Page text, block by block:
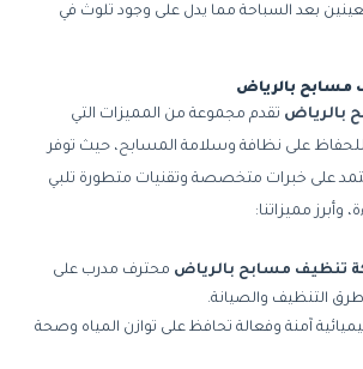
بعد السباحة مما يدل على وجود تلوث في
مسابح بالرياض
بالرياض تقدم مجموعة من المميزات التي
للحفاظ على نظافة وسلامة المسابح، حيث توفر
على خبرات متخصصة وتقنيات متطورة تلبي
وأبرز مميزاتنا:
تنظيف مسابح بالرياض محترف مدرب على
التنظيف والصيانة.
آمنة وفعالة تحافظ على توازن المياه وصحة